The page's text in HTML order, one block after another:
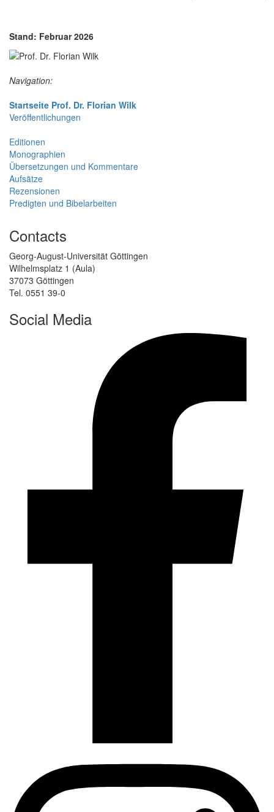
Stand: Februar 2026
Navigation:
Startseite Prof. Dr. Florian Wilk
Veröffentlichungen
Editionen
Monographien
Übersetzungen und Kommentare
Aufsätze
Rezensionen
Predigten und Bibelarbeiten
Contacts
Georg-August-Universität Göttingen
Wilhelmsplatz 1 (Aula)
37073 Göttingen
Tel. 0551 39-0
Social Media